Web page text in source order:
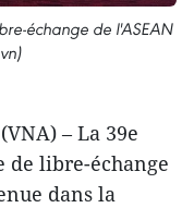
échange de l'ASEAN
– La 39e
de libre-échange
dans la